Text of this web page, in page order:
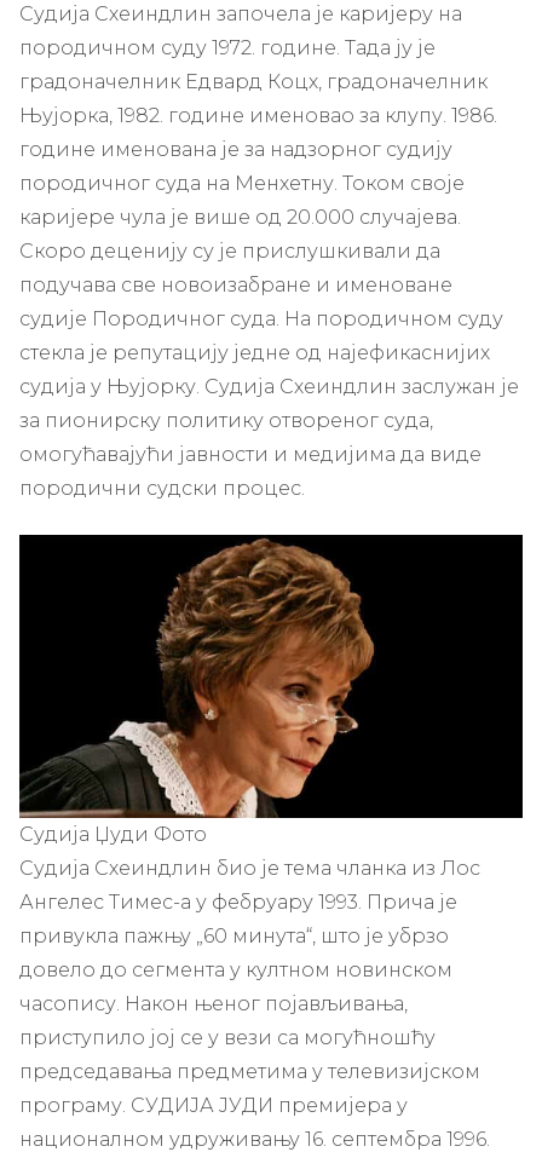
Судија Схеиндлин започела је каријеру на
породичном суду 1972. године. Тада ју је
градоначелник Едвард Коцх, градоначелник
Њујорка, 1982. године именовао за клупу. 1986.
године именована је за надзорног судију
породичног суда на Менхетну. Током своје
каријере чула је више од 20.000 случајева.
Скоро деценију су је прислушкивали да
подучава све новоизабране и именоване
судије Породичног суда. На породичном суду
стекла је репутацију једне од најефикаснијих
судија у Њујорку. Судија Схеиндлин заслужан је
за пионирску политику отвореног суда,
омогућавајући јавности и медијима да виде
породични судски процес.
Судија Џуди Фото
Судија Схеиндлин био је тема чланка из Лос
Ангелес Тимес-а у фебруару 1993. Прича је
привукла пажњу „60 минута“, што је убрзо
довело до сегмента у култном новинском
часопису. Након њеног појављивања,
приступило јој се у вези са могућношћу
председавања предметима у телевизијском
програму. СУДИЈА ЈУДИ премијера у
националном удруживању 16. септембра 1996.